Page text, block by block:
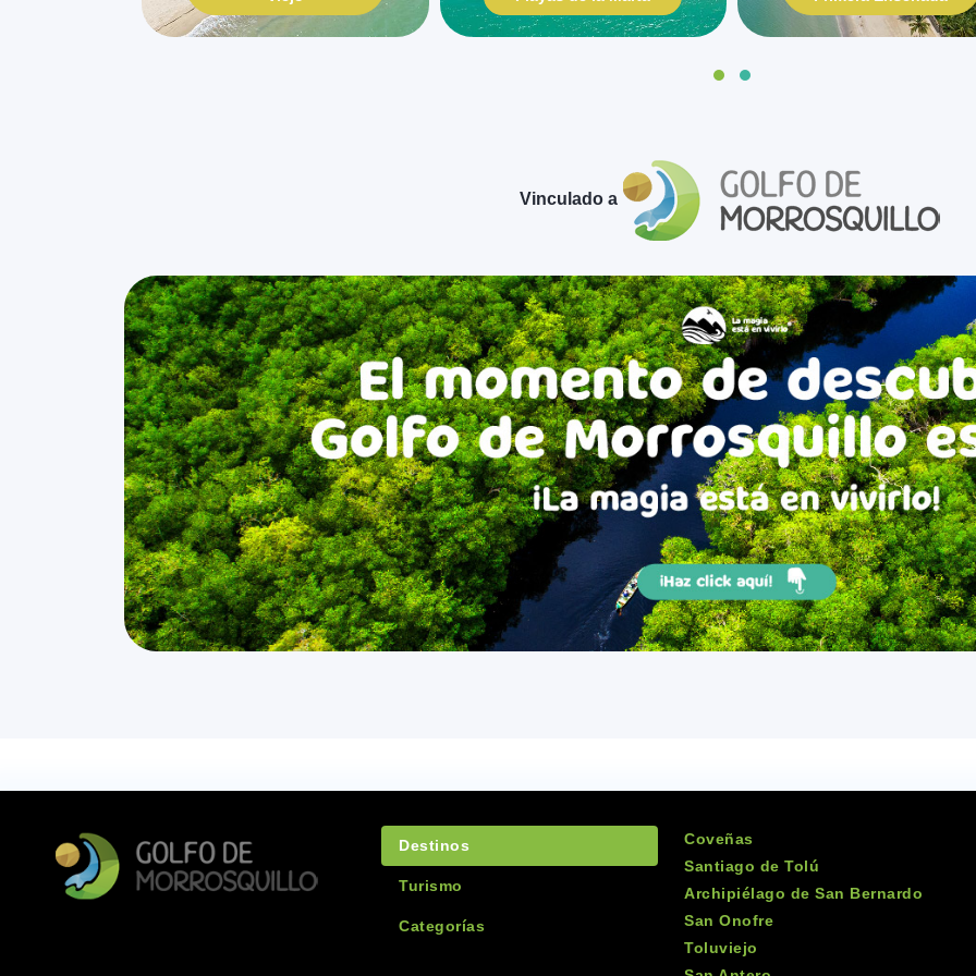
Vinculado a
Destinos
Turismo
Categorías
Coveñas
Santiago de Tolú
Archipiélago de San Bernardo
San Onofre
Toluviejo